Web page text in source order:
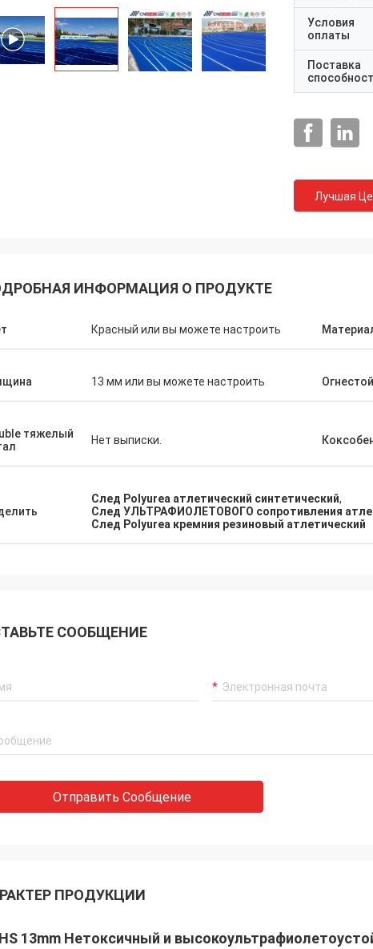
благонадежная компания,
превосходные продукты
и стабилизированное
Условия
оплаты
Поставка
Лучшая
ИНФОРМАЦИЯ О ПРОДУКТЕ
Красный или вы можете настроить
13 мм или вы можете настроить
тяжелый
Нет выписки.
След Polyurea атлетический синтетический,
След УЛЬТРАФИОЛЕТОВОГО сопротивления
След Polyurea кремния резиновый атлетический
СООБЩЕНИЕ
Отправить Сообщение
ПРОДУКЦИИ
13mm Нетоксичный и